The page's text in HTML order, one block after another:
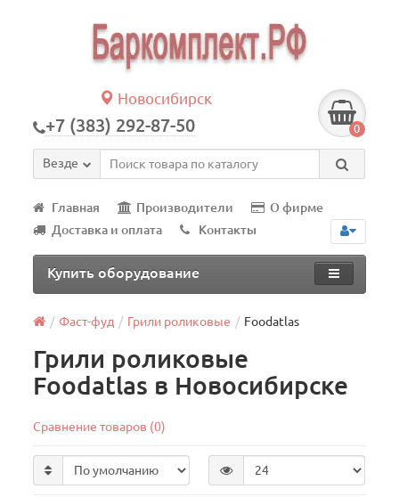
Новосибирск
+7 (383) 292-87-50 0
Везде
Главная Производители
О фирме
Доставка и оплата
Контакты
Купить оборудование
Фаст-фуд Грили роликовые Foodatlas
Грили роликовые
Foodatlas в Новосибирске
Сравнение товаров (0)